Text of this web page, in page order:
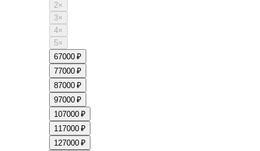
2×
3×
4×
5×
67000 ₽
77000 ₽
87000 ₽
97000 ₽
107000 ₽
117000 ₽
127000 ₽